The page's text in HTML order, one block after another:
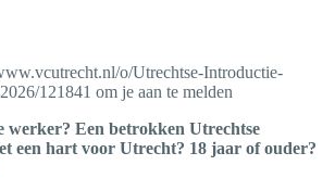
o/Utrechtse-Introductie-
121841 om je aan te melden
Een betrokken Utrechtse
een hart voor Utrecht? 18 jaar of ouder?